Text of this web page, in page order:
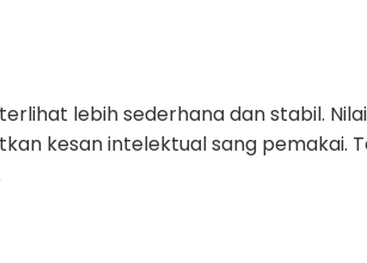
lebih sederhana dan stabil.
kesan intelektual sang pemakai.